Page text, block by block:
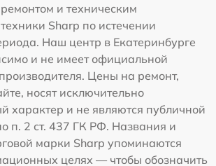
и техническим
Sharp по истечении
Наш центр в Екатеринбурге
и не имеет официальной
Цены на ремонт,
носят исключительно
характер и не являются публичной
п. 2 ст. 437 ГК РФ. Названия и
марки Sharp упоминаются
целях — чтобы обозначить